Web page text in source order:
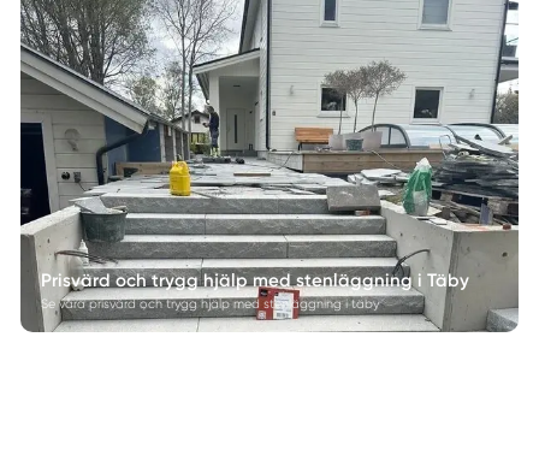
Prisvärd och trygg hjälp med stenläggning i Täby
Se våra prisvärd och trygg hjälp med stenläggning i täby